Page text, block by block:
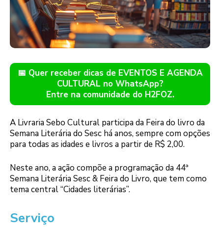
📅 Quer receber dicas de EVENTOS E AGENDA
CULTURAL no WhatsApp?
Entre na comunidade do H2FOZ.
A Livraria Sebo Cultural participa da Feira do livro da
Semana Literária do Sesc há anos, sempre com opções
para todas as idades e livros a partir de R$ 2,00.
Neste ano, a ação compõe a programação da 44ª
Semana Literária Sesc & Feira do Livro, que tem como
tema central “Cidades literárias”.
Serviço